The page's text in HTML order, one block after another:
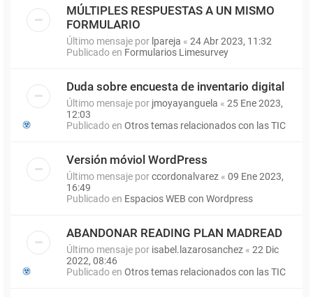
MÚLTIPLES RESPUESTAS A UN MISMO
FORMULARIO
Último mensaje por lpareja « 24 Abr 2023, 11:32
Publicado en Formularios Limesurvey
Duda sobre encuesta de inventario digital
Último mensaje por jmoyayanguela « 25 Ene 2023,
12:03
Publicado en Otros temas relacionados con las TIC
Versión móviol WordPress
Último mensaje porccordonalvarez « 09 Ene 2023,
16:49
Publicado en Espacios WEB con Wordpress
ABANDONAR READING PLAN MADREAD
Último mensaje por isabel.lazarosanchez « 22 Dic
2022, 08:46
Publicado en Otros temas relacionados con las TIC